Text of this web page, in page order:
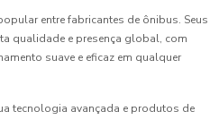
entre fabricantes de ônibus. Seus
qualidade e presença global, com
suave e eficaz em qualquer
tecnologia avançada e produtos de